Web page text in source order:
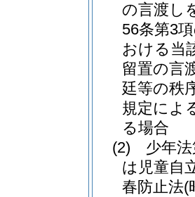
の言渡し
56条第3
おける当
留置の言
廷等の秩
規定によ
る場合
(2) 少年法
は児童自
春防止法(